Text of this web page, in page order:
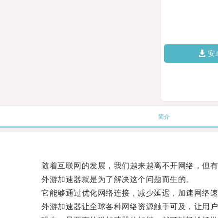
安
简介
随着互联网的发展，我们越来越离不开网络，但有
外游加速器就是为了解决这个问题而生的。
它能够通过优化网络连接，减少延迟，加速网络速
外游加速器让全球各种网络资源触手可及，让用